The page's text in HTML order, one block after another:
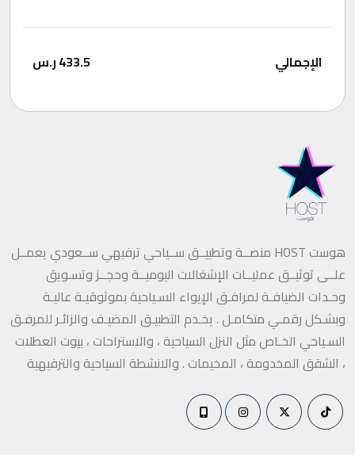
الإجمالي 433.5ر.س
هوست HOST منصــة وتطبيــق ســياحي ترفيهي ســعودي يعمــل
علــى توثيــق عمليــات الإشغالات اليوميــة وحجــز وتسـويق
وحـدات الضيافـة لمرافـق الإيواء السـياحية بموثوقيـة عاليـة
وبشـكل رقمـي متكامـل . يخـدم التطبيـق المضيـف والزائـر للمرفـق
السـياحي الخـاص مثل النزل السياحية ، والاستراحات ، بيوت العطلات
، الشقق المخدومة ، المخيمات . والانشطة السياحية والترفيهية